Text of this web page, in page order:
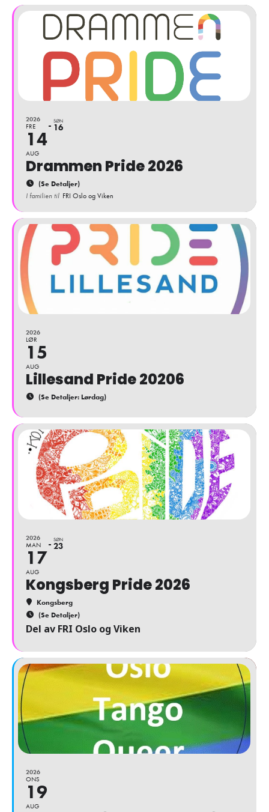
2026
FRE
14
AUG
SØN
16
Drammen Pride 2026
(Se Detaljer)
I familien til FRI Oslo og Viken
2026
LØR
15
AUG
Lillesand Pride 20206
(Se Detaljer: Lørdag)
2026
MAN
17
AUG
SØN
23
Kongsberg Pride 2026
Kongsberg
(Se Detaljer)
Del av FRI Oslo og Viken
2026
ONS
19
AUG